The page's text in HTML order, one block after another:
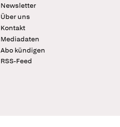
Newsletter
Über uns
Kontakt
Mediadaten
Abo kündigen
RSS-Feed